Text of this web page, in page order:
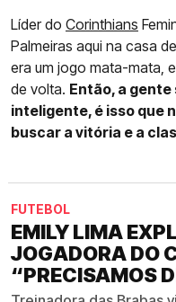
Líder do Corinthians
Palmeiras aqui na casa
era um jogo mata-mata,
de volta. Então, a
inteligente, é isso que
buscar a vitória e a
FUTEBOL
EMILY LIMA
JOGADORA DO
“PRECISAMOS